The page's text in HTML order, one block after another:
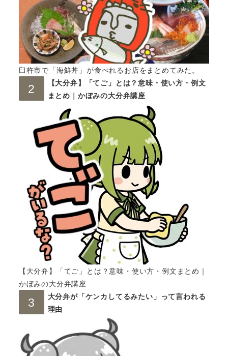
臼杵市で「海鮮丼」が食べれるお店をまとめてみた。
【大分弁】「てご」とは？意味・使い方・例文
まとめ｜かぼみの大分弁講座
【大分弁】「てご」とは？意味・使い方・例文まとめ｜
かぼみの大分弁講座
大分弁が「ケンカしてるみたい」って言われる
理由